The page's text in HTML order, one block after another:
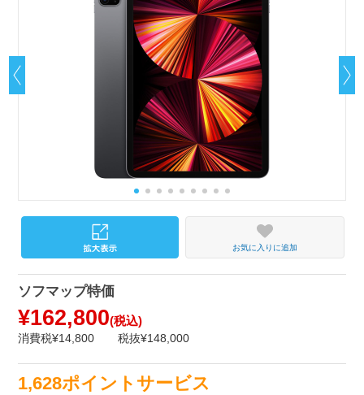
お気に入りに追加
ソフマップ特価
¥162,800(税込)
消費税¥14,800 税抜¥148,000
1,628ポイントサービス